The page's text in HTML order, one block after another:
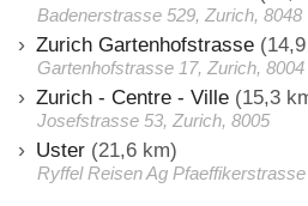
Badenerstrasse 529, Zurich, 8048
Zurich Gartenhofstrasse
Gartenhofstrasse 17, Zurich, 8004
Zurich - Centre - Ville (15,3
Josefstrasse 53, Zurich, 8005
Uster (21,6 km)
Ryffel Reisen Ag